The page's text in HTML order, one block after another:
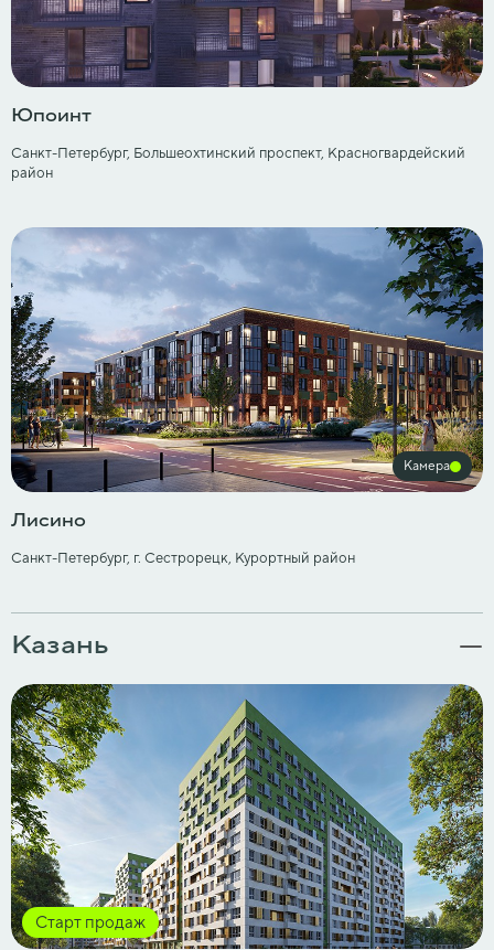
Юпоинт
Санкт-Петербург, ​Большеохтинский проспект, Красногвардейский
район
Камера
Лисино
Санкт-Петербург, ​г. Сестрорецк, Курортный район
Казань
Старт продаж